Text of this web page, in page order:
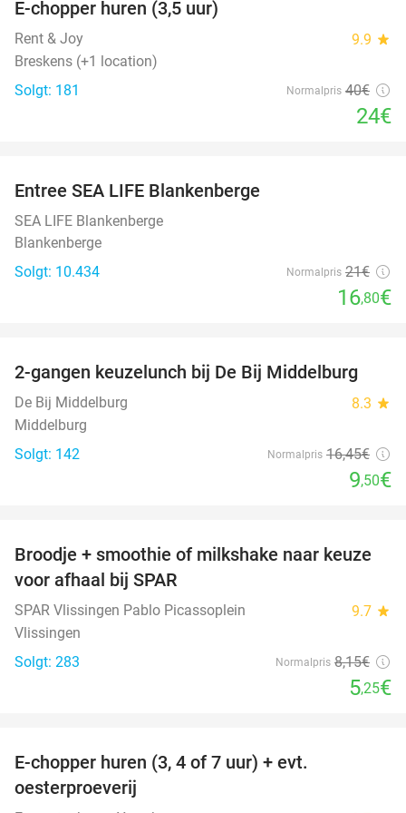
E-chopper huren (3,5 uur)
Rent & Joy 9.9 star
Breskens (+1 location)
Solgt: 181
Normalpris 40€
24€
Entree SEA LIFE Blankenberge
SEA LIFE Blankenberge
Blankenberge
Solgt: 10.434
Normalpris 21€
16,80€
42%
2-gangen keuzelunch bij De Bij Middelburg
De Bij Middelburg 8.3 star
Middelburg
Solgt: 142
Normalpris 16,45€
9,50€
36%
Broodje + smoothie of milkshake naar keuze
voor afhaal bij SPAR
SPAR Vlissingen Pablo Picassoplein 9.7 star
Vlissingen
Solgt: 283
Normalpris 8,15€
5,25€
E-chopper huren (3, 4 of 7 uur) + evt.
oesterproeverij